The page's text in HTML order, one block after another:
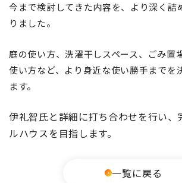
今まで検討してきた内容を、より深く詰
りました。
庭の使い方、洗濯干しスペース、ごみ置場
使い方など、より身近な使い勝手までを
ます。
伊礼智氏と詳細に打ち合わせを行い、
ルハウスを目指します。
一覧に戻る